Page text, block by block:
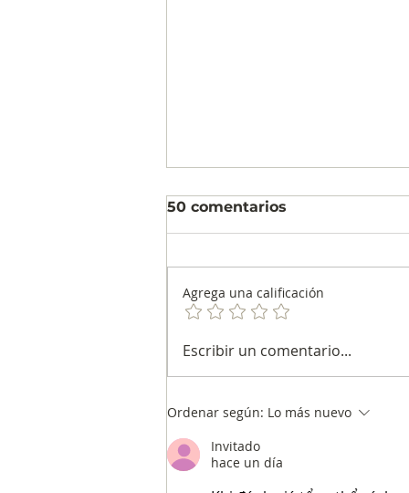
Comunicado a la Opinión
se pronuncia sobre
información que circula
en redes relacionada con
una supuesta encuesta
en Cartagena
50 comentarios
Agrega una calificación
Escribir un comentario...
Ordenar según: Lo más nuevo
Invitado
hace un día